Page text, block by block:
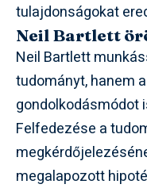
tulajdonságokat
Neil Bartlett
Neil Bartlett
tudományt, hanem
gondolkodásmódot
Felfedezése a
megalapozott